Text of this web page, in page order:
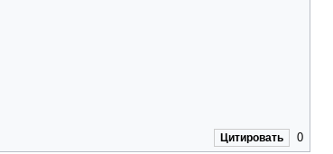
Цитировать 0